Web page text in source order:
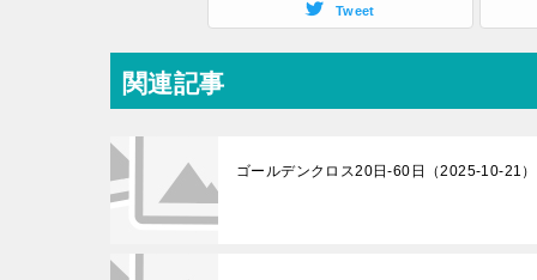
Tweet
関連記事
ゴールデンクロス20日-60日（2025-10-21）